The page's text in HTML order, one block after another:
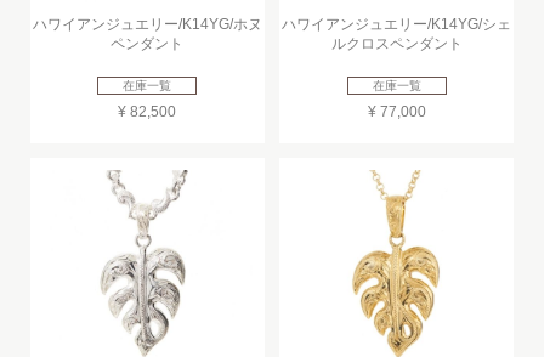
ハワイアンジュエリー/K14YG/ホヌ
ペンダント
在庫一覧
¥ 82,500
ハワイアンジュエリー/K14YG/シェ
ルクロスペンダント
在庫一覧
¥ 77,000